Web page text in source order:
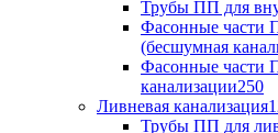
Трубы ПП для
Фасонные части
(бесшумная
Фасонные части
канализации250
Ливневая канализация
Трубы ПП для